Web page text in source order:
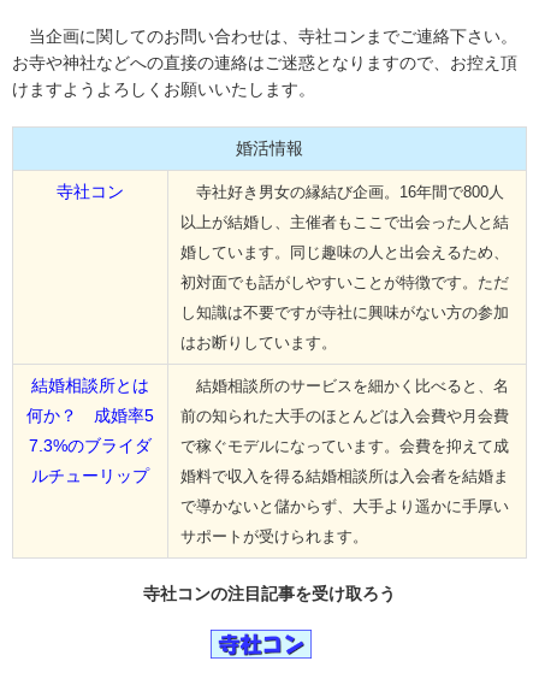
当企画に関してのお問い合わせは、寺社コンまでご連絡下さい。
お寺や神社などへの直接の連絡はご迷惑となりますので、お控え頂
けますようよろしくお願いいたします。
婚活情報
寺社コン
寺社好き男女の縁結び企画。16年間で800人
以上が結婚し、主催者もここで出会った人と結
婚しています。同じ趣味の人と出会えるため、
初対面でも話がしやすいことが特徴です。ただ
し知識は不要ですが寺社に興味がない方の参加
はお断りしています。
結婚相談所とは
何か？ 成婚率5
7.3%のブライダ
ルチューリップ
結婚相談所のサービスを細かく比べると、名
前の知られた大手のほとんどは入会費や月会費
で稼ぐモデルになっています。会費を抑えて成
婚料で収入を得る結婚相談所は入会者を結婚ま
で導かないと儲からず、大手より遥かに手厚い
サポートが受けられます。
寺社コンの注目記事を受け取ろう